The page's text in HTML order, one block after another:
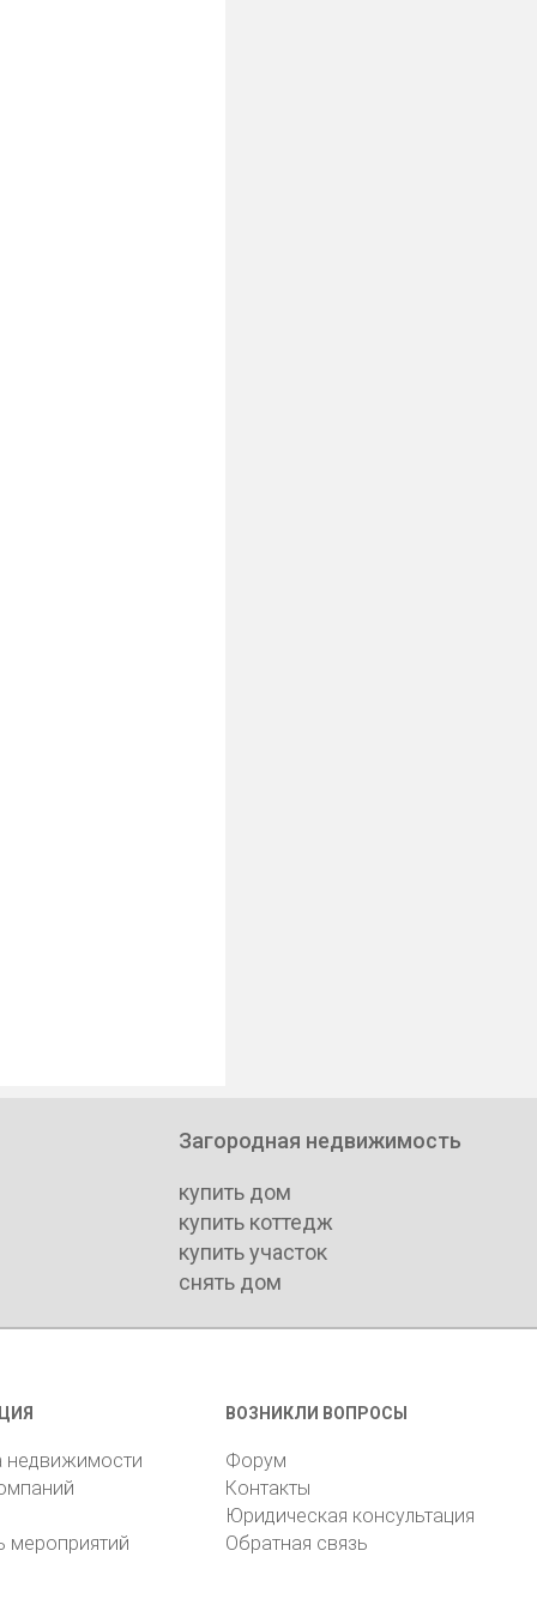
Загородная недвижимость
купить дом
купить коттедж
купить участок
снять дом
недвижимости
мероприятий
ВОЗНИКЛИ ВОПРОСЫ
Форум
Контакты
Юридическая консультация
Обратная связь